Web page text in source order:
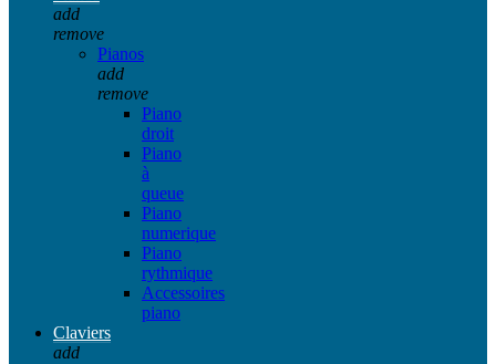
add
remove
Pianos
add
remove
Piano
droit
Piano
à
queue
Piano
numerique
Piano
rythmique
Accessoires
piano
Claviers
add